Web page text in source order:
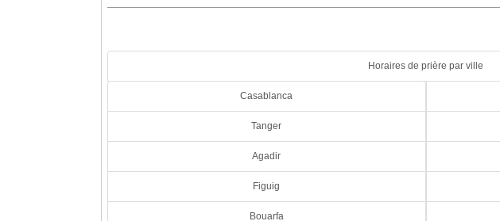
Horaires de prière par ville
Casablanca
Tanger
Agadir
Figuig
Bouarfa